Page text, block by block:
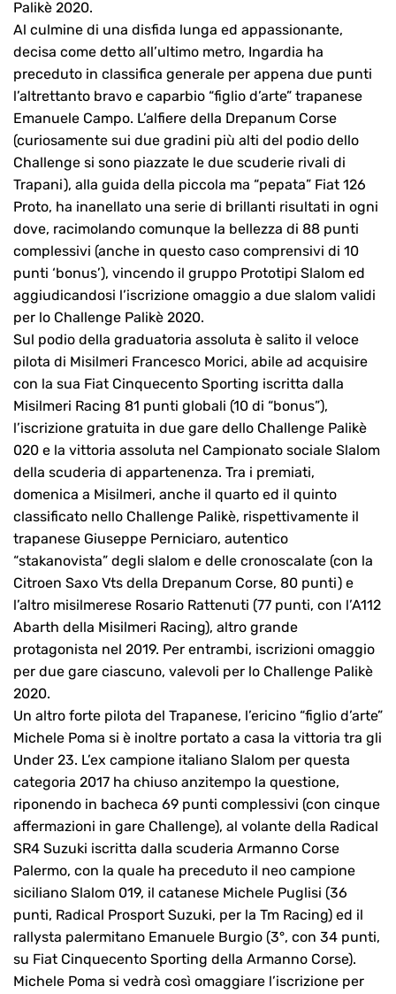
Palikè 2020.
Al culmine di una disfida lunga ed appassionante,
decisa come detto all’ultimo metro, Ingardia ha
preceduto in classifica generale per appena due punti
l’altrettanto bravo e caparbio “figlio d’arte” trapanese
Emanuele Campo. L’alfiere della Drepanum Corse
(curiosamente sui due gradini più alti del podio dello
Challenge si sono piazzate le due scuderie rivali di
Trapani), alla guida della piccola ma “pepata” Fiat 126
Proto, ha inanellato una serie di brillanti risultati in ogni
dove, racimolando comunque la bellezza di 88 punti
complessivi (anche in questo caso comprensivi di 10
punti ‘bonus’), vincendo il gruppo Prototipi Slalom ed
aggiudicandosi l’iscrizione omaggio a due slalom validi
per lo Challenge Palikè 2020.
Sul podio della graduatoria assoluta è salito il veloce
pilota di Misilmeri Francesco Morici, abile ad acquisire
con la sua Fiat Cinquecento Sporting iscritta dalla
Misilmeri Racing 81 punti globali (10 di “bonus”),
l’iscrizione gratuita in due gare dello Challenge Palikè
020 e la vittoria assoluta nel Campionato sociale Slalom
della scuderia di appartenenza. Tra i premiati,
domenica a Misilmeri, anche il quarto ed il quinto
classificato nello Challenge Palikè, rispettivamente il
trapanese Giuseppe Perniciaro, autentico
“stakanovista” degli slalom e delle cronoscalate (con la
Citroen Saxo Vts della Drepanum Corse, 80 punti) e
l’altro misilmerese Rosario Rattenuti (77 punti, con l’A112
Abarth della Misilmeri Racing), altro grande
protagonista nel 2019. Per entrambi, iscrizioni omaggio
per due gare ciascuno, valevoli per lo Challenge Palikè
2020.
Un altro forte pilota del Trapanese, l’ericino “figlio d’arte”
Michele Poma si è inoltre portato a casa la vittoria tra gli
Under 23. L’ex campione italiano Slalom per questa
categoria 2017 ha chiuso anzitempo la questione,
riponendo in bacheca 69 punti complessivi (con cinque
affermazioni in gare Challenge), al volante della Radical
SR4 Suzuki iscritta dalla scuderia Armanno Corse
Palermo, con la quale ha preceduto il neo campione
siciliano Slalom 019, il catanese Michele Puglisi (36
punti, Radical Prosport Suzuki, per la Tm Racing) ed il
rallysta palermitano Emanuele Burgio (3°, con 34 punti,
su Fiat Cinquecento Sporting della Armanno Corse).
Michele Poma si vedrà così omaggiare l’iscrizione per